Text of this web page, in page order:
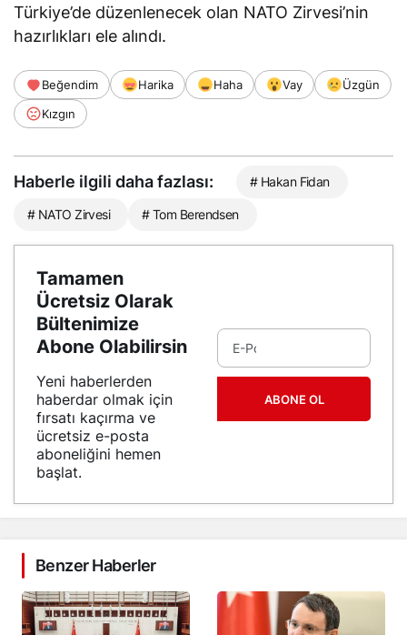
Türkiye’de düzenlenecek olan NATO Zirvesi’nin
hazırlıkları ele alındı.
Beğendim Harika Haha Vay
Üzgün
Kızgın
Haberle ilgili daha fazlası: # Hakan Fidan
# NATO Zirvesi # Tom Berendsen
Tamamen
Ücretsiz Olarak
Bültenimize
Abone Olabilirsin
Yeni haberlerden
haberdar olmak için
fırsatı kaçırma ve
ücretsiz e-posta
aboneliğini hemen
başlat.
ABONE OL
Benzer Haberler